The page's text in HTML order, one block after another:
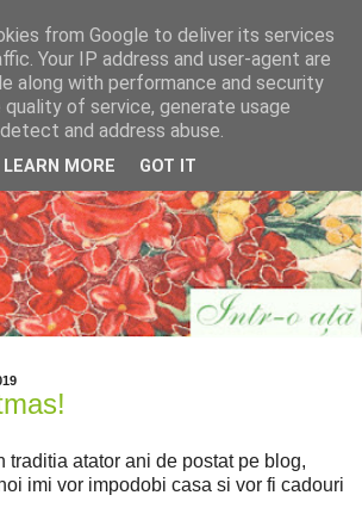
traditia atator ani de postat pe blog,
imi vor impodobi casa si vor fi cadouri
from Google to deliver its services
Your IP address and user-agent are
along with performance and security
of service, generate usage
and address abuse.
LEARN MORE GOT IT